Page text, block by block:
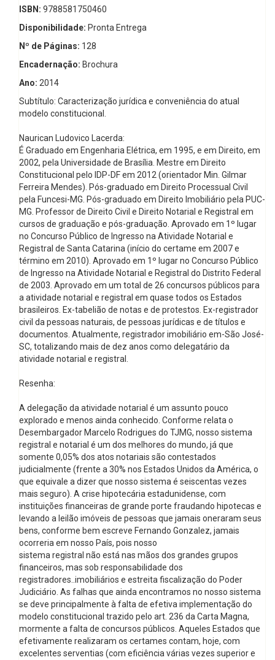
ISBN: 9788581750460
Disponibilidade: Pronta Entrega
Nº de Páginas: 128
Encadernação: Brochura
Ano: 2014
Subtítulo: Caracterização jurídica e conveniência do atual
modelo constitucional.
Naurican Ludovico Lacerda:
É Graduado em Engenharia Elétrica, em 1995, e em Direito, em
2002, pela Universidade de Brasília. Mestre em Direito
Constitucional pelo IDP-DF em 2012 (orientador Min. Gilmar
Ferreira Mendes). Pós-graduado em Direito Processual Civil
pela Funcesi-MG. Pós-graduado em Direito Imobiliário pela PUC-
MG. Professor de Direito Civil e Direito Notarial e Registral em
cursos de graduação e pós-graduação. Aprovado em 1º lugar
no Concurso Público de Ingresso na Atividade Notarial e
RegistraI de Santa Catarina (início do certame em 2007 e
término em 2010). Aprovado em 1º lugar no Concurso Público
de Ingresso na Atividade Notarial e Registral do Distrito Federal
de 2003. Aprovado em um total de 26 concursos públicos para
a atividade notarial e registraI em quase todos os Estados
brasileiros. Ex-tabelião de notas e de protestos. Ex-registrador
civil da pessoas naturais, de pessoas jurídicas e de títulos e
documentos. Atualmente, registrador imobiliário em-São José-
SC, totalizando mais de dez anos como delegatário da
atividade notarial e registral.
Resenha:
A delegação da atividade notarial é um assunto pouco
explorado e menos ainda conhecido. Conforme relata o
Desembargador Marcelo Rodrigues do TJMG, nosso sistema
registral e notarial é um dos melhores do mundo, já que
somente 0,05% dos atos notariais são contestados
judicialmente (frente a 30% nos Estados Unidos da América, o
que equivale a dizer que nosso sistema é seiscentas vezes
mais seguro). A crise hipotecária estadunidense, com
instituições financeiras de grande porte fraudando hipotecas e
levando a leilão imóveis de pessoas que jamais oneraram seus
bens, conforme bem escreve Fernando Gonzalez, jamais
ocorreria em nosso País, pois nosso
sistema registral não está nas mãos dos grandes grupos
financeiros, mas sob responsabilidade dos
registradores..imobiliários e estreita fiscalização do Poder
Judiciário. As falhas que ainda encontramos no nosso sistema
se deve principalmente à falta de efetiva implementação do
modelo constitucional trazido pelo art. 236 da Carta Magna,
mormente a falta de concursos públicos. Aqueles Estados que
efetivamente realizaram os certames contam, hoje, com
excelentes serventias (com eficiência várias vezes superior e